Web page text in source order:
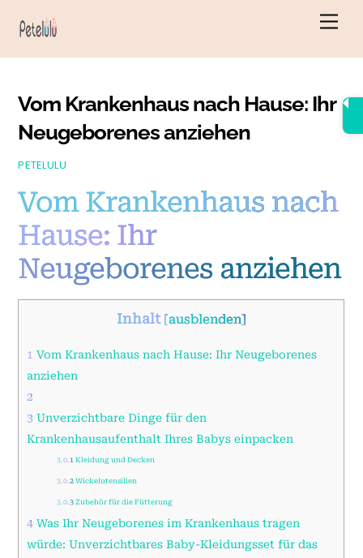
Inhalt
Vom Krankenhaus nach Hause: Ihr
Neugeborenes anziehen
PETELULU
Vom Krankenhaus nach
Hause: Ihr
Neugeborenes anziehen
Inhalt [ausblenden]
1 Vom Krankenhaus nach Hause: Ihr Neugeborenes
anziehen
2
3 Unverzichtbare Dinge für den
Krankenhausaufenthalt Ihres Babys einpacken
3.0.1 Kleidung und Decken
3.0.2 Wickelutensilien
3.0.3 Zubehör für die Fütterung
4 Was Ihr Neugeborenes im Krankenhaus tragen
würde: Unverzichtbares Baby-Kleidungsset für das